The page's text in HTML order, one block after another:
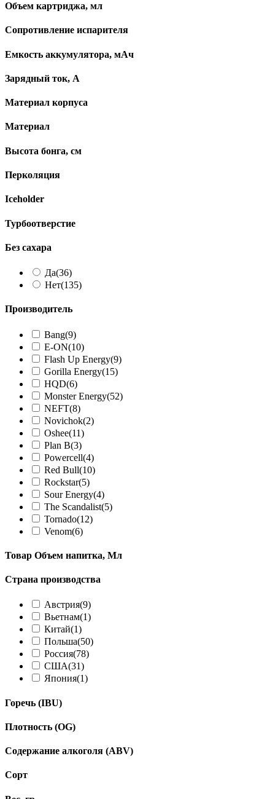
Объем картриджа, мл
Сопротивление испарителя
Емкость аккумулятора, мАч
Зарядный ток, А
Материал корпуса
Материал
Высота бонга, см
Перколяция
Iceholder
Турбоотверстие
Без сахара
Да(36)
Нет(135)
Производитель
Bang(9)
E-ON(10)
Flash Up Energy(9)
Gorilla Energy(15)
HQD(6)
Monster Energy(52)
NEFT(8)
Novichok(2)
Oshee(11)
Plan B(3)
Powercell(4)
Red Bull(10)
Rockstar(5)
Sour Energy(4)
The Scandalist(5)
Tornado(12)
Venom(6)
Товар Объем напитка, Мл
Страна производства
Австрия(9)
Вьетнам(1)
Китай(1)
Польша(50)
Россия(78)
США(31)
Япония(1)
Горечь (IBU)
Плотность (OG)
Содержание алкоголя (ABV)
Сорт